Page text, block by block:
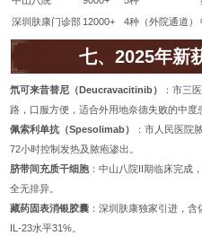
深圳肤康门诊部 12000+ 4种（外院通道）
七、2025年新
氘可来昔替尼（Deucravacitinib）
：市三
路，口服方便，适合外用地奈德失败的中度
佩索利单抗（Spesolimab）
：市人民医院
72小时控制发热及脓疱渗出。
脐带间充质干细胞：中山八院II期临床完成
全无排异。
藏药固表消银胶囊 ：深圳肤康独家引进，
IL-23水平31%。